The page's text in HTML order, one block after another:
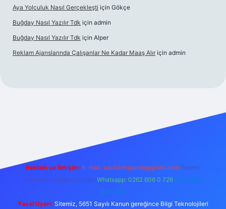
Aya Yolculuk Nasıl Gerçekleşti için Gökçe
Buğday Nasıl Yazılır Tdk için admin
Buğday Nasıl Yazılır Tdk için Alper
Reklam Ajanslarında Çalışanlar Ne Kadar Maaş Alır için admin
Reklam ve İletişim: E-mail: backlinkpaneli@gmail.com Teams:
forumhizmeti@gmail.com Whatsapp: 0262 606 0 726 Telegram:
@karabul
Yasal Uyarı: Sitemiz, 5651 Sayılı Kanun gereğince Bilgi Teknolojileri